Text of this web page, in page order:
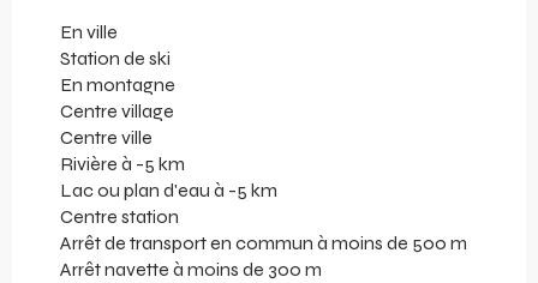
En ville
Station de ski
En montagne
Centre village
Centre ville
Rivière à -5 km
Lac ou plan d'eau à -5 km
Centre station
Arrêt de transport en commun à moins de 500 m
Arrêt navette à moins de 300 m